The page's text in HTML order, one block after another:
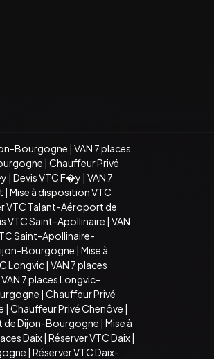
Bourgogne | VAN 7 places
| Chauffeur Privé
| Devis VTC F�y | VAN 7
| Mise à disposition VTC
VTC Talant-Aéroport de
VTC Saint-Apollinaire | VAN
Saint-Apollinaire-
Bourgogne | Mise à
Longvic| VAN 7 places
VAN 7 places Longvic-
| Chauffeur Privé
| Chauffeur Privé Chenôve |
de Dijon-Bourgogne | Mise à
Daix| Réserver VTC Daix|
| Réserver VTC Daix-